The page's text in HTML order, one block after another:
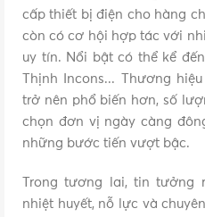
cấp thiết bị điện cho hàng
còn có cơ hội hợp tác với
uy tín. Nổi bật có thể kể
Thịnh Incons... Thương
trở nên phổ biến hơn, số
chọn đơn vị ngày càng
những bước tiến vượt bậc.
Trong tương lai, tin tưởng
nhiệt huyết, nỗ lực và